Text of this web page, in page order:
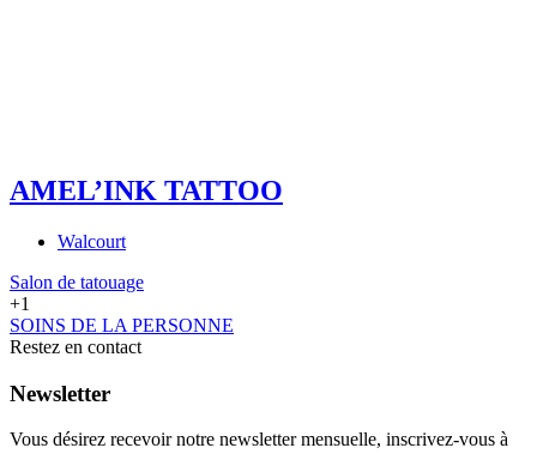
AMEL’INK TATTOO
Walcourt
Salon de tatouage
+1
SOINS DE LA PERSONNE
Restez en contact
Newsletter
Vous désirez recevoir notre newsletter mensuelle, inscrivez-vous à